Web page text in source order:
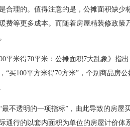
合理的。值得注意的是，公摊面积缺少
费等更多成本。而随着房屋精装修政策
米得70平米：公摊面积7大乱象》指
买100平方米得70方米”，个别商品房
透明的一项指标”，由此导致的房屋
行的以套内面积为单位的房屋计价体